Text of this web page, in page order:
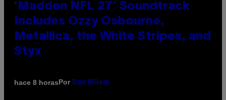
‘Madden NFL 27’ Soundtrack
Includes Ozzy Osbourne,
Metallica, the White Stripes, and
Styx
hace 8 horasPor Dan Milam